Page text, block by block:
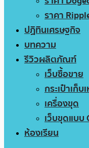
ราคา
ปฏิทินเศรษฐกิจ
บทความ
รีวิวผลิตภัณฑ์
เว็บซื้อขาย
กระเป๋าเก็
เครื่องขุด
เว็บขุดแบบ
ห้องเรียน